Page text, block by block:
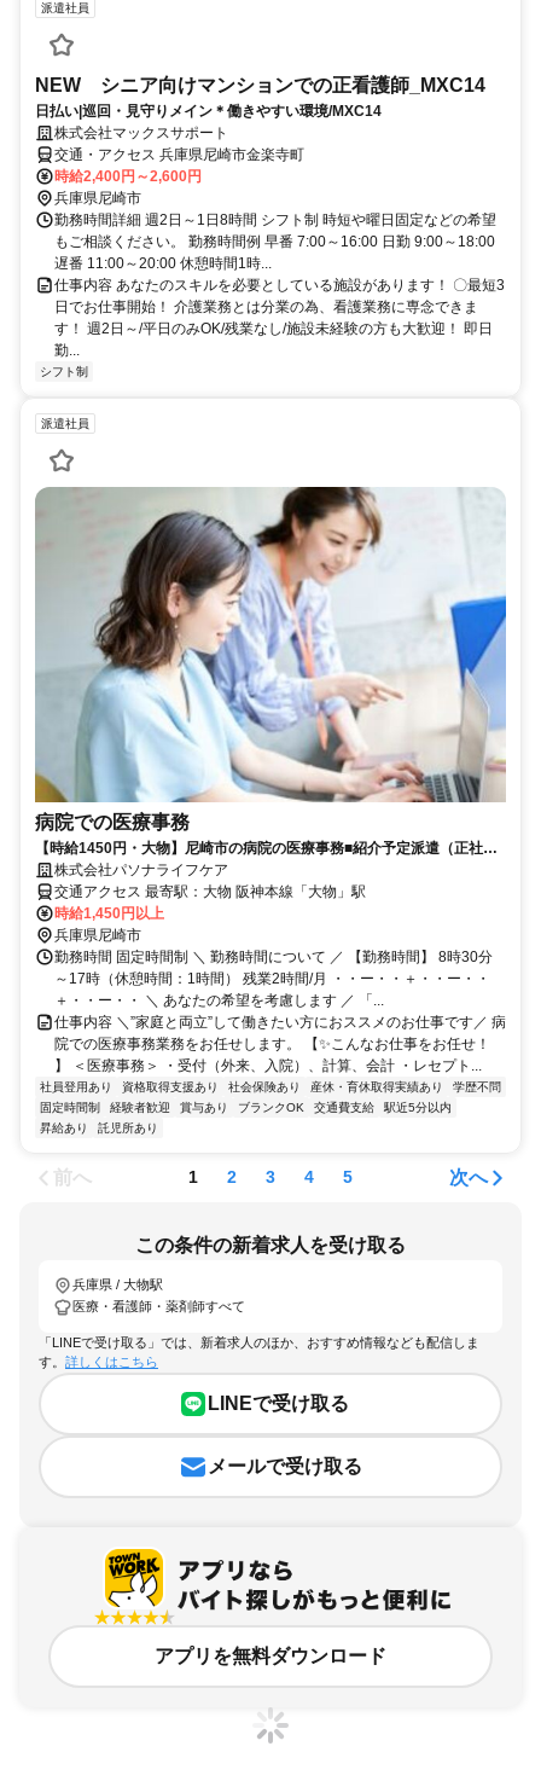
派遣社員
NEW シニア向けマンションでの正看護師_MXC14
日払い|巡回・見守りメイン＊働きやすい環境/MXC14
株式会社マックスサポート
交通・アクセス 兵庫県尼崎市金楽寺町
時給2,400円～2,600円
兵庫県尼崎市
勤務時間詳細 週2日～1日8時間 シフト制 時短や曜日固定などの希望
もご相談ください。 勤務時間例 早番 7:00～16:00 日勤 9:00～18:00
遅番 11:00～20:00 休憩時間1時...
仕事内容 あなたのスキルを必要としている施設があります！ 〇最短3
日でお仕事開始！ 介護業務とは分業の為、看護業務に専念できま
す！ 週2日～/平日のみOK/残業なし/施設未経験の方も大歓迎！ 即日
勤...
シフト制
派遣社員
病院での医療事務
【時給1450円・大物】尼崎市の病院の医療事務■紹介予定派遣（正社員
登用）■駅徒歩1分
株式会社パソナライフケア
交通アクセス 最寄駅：大物 阪神本線「大物」駅
時給1,450円以上
兵庫県尼崎市
勤務時間 固定時間制 ＼ 勤務時間について ／ 【勤務時間】 8時30分
～17時（休憩時間：1時間） 残業2時間/月 ・・ー・・＋・・ー・・
＋・・ー・・ ＼ あなたの希望を考慮します ／ 「...
仕事内容 ＼”家庭と両立”して働きたい方におススメのお仕事です／ 病
院での医療事務業務をお任せします。 【✨こんなお仕事をお任せ！
】 ＜医療事務＞ ・受付（外来、入院）、計算、会計 ・レセプト...
社員登用あり 資格取得支援あり 社会保険あり 産休・育休取得実績あり
学歴不問
固定時間制
経験者歓迎 賞与あり ブランクOK 交通費支給
駅近5分以内
昇給あり
託児所あり
前へ 1 2 3 4 5 次へ
この条件の新着求人を受け取る
兵庫県 / 大物駅
医療・看護師・薬剤師すべて
「LINEで受け取る」では、新着求人のほか、おすすめ情報なども配信しま
す。 詳しくはこちら
LINEで受け取る
メールで受け取る
アプリを無料ダウンロード